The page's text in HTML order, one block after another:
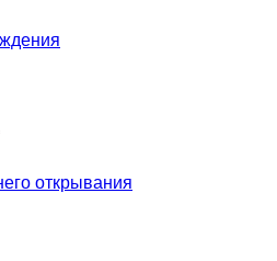
открывания